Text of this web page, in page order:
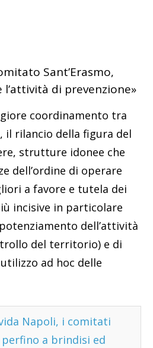
Sant’Erasmo,
l’attività di prevenzione»
coordinamento tra
il rilancio della figura del
strutture idonee che
dell’ordine di operare
a favore e tutela dei
incisive in particolare
dell’attività
del territorio) e di
ad hoc delle
Napoli, i comitati
a brindisi ed